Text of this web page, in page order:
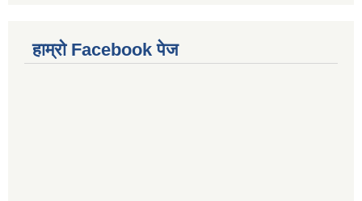
हाम्राे Facebook पेज